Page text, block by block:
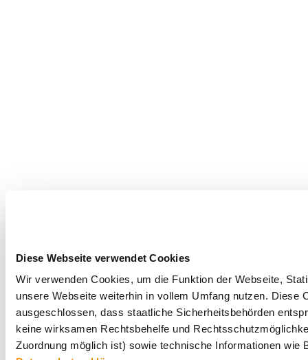
Diese Webseite verwendet Cookies
Wir verwenden Cookies, um die Funktion der Webseite,
unsere Webseite weiterhin in vollem Umfang nutzen.
ausgeschlossen, dass staatliche Sicherheitsbehörden
keine wirksamen Rechtsbehelfe und
Zuordnung möglich ist) sowie technische Informationen